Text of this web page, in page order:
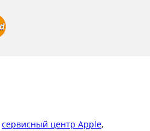
сервисный центр Apple,